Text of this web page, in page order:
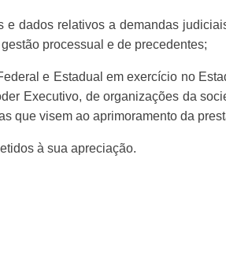
dados relativos a demandas
processual e de precedentes;
e Estadual em exercício no
Executivo, de organizações da
que visem ao aprimoramento da
à sua apreciação.